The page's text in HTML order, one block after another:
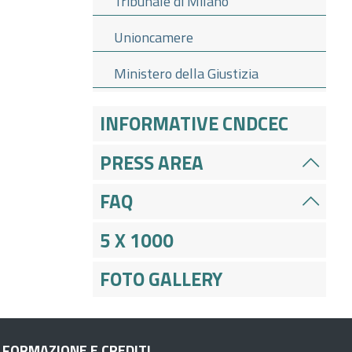
Unioncamere
Ministero della Giustizia
INFORMATIVE CNDCEC
PRESS AREA
FAQ
5 X 1000
FOTO GALLERY